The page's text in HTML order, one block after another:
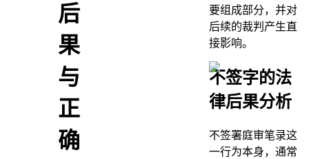
后
果
与
正
确
要组成部分，并对
后续的裁判产生直
接影响。
不签字的法
律后果分析
不签署庭审笔录这
一行为本身，通常